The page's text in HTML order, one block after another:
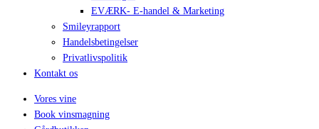
EVÆRK- E-handel & Marketing
Smileyrapport
Handelsbetingelser
Privatlivspolitik
Kontakt os
Vores vine
Book vinsmagning